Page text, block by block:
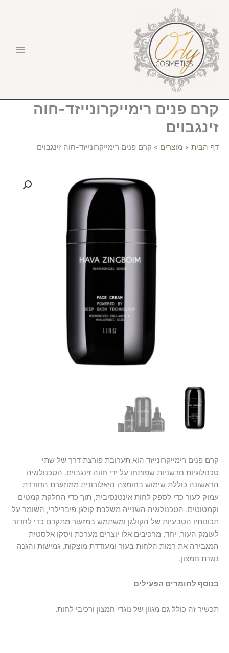
קרם פנים רימייקרונייזד-חוה
זינגבוים
דף הבית מוצרים קרם פנים רימייקרונייזד-חוה זינגבוים
קרם פנים רימייקרונייזד הוא תערובת פורצת דרך של שתי
טכנולוגיות חדשניות שפותחו על ידי חווה זינגבוים. הטכנולוגיה
הראשונה כוללת שימוש בחומצה היאלורונית ממוזערת החודרת
עמוק לעור כדי לספק לחות אינטנסיבית, תוך כדי החלקת קמטים
וקמטוטים. הטכנולוגיה השנייה משלבת קולגן פיברילרי, השומר על
תכונותיו הטבעיות של הקולגן ומשתמש במזעור מתקדם כדי לחדור
לעומק העור. יחד, מרכיבים אלו יוצרים מערכת ויסקו אלסטית
המגבירה את רמות הלחות בעור ומעודדת מוצקות, גמישות והגנה
נוגדת חמצון.
בנוסף לחומרים הפעילים
תכשיר זה כולל גם מגוון של נוגדי חמצון ורכיבי לחות.
רימייקרונייזד-חוה
זינגבוים